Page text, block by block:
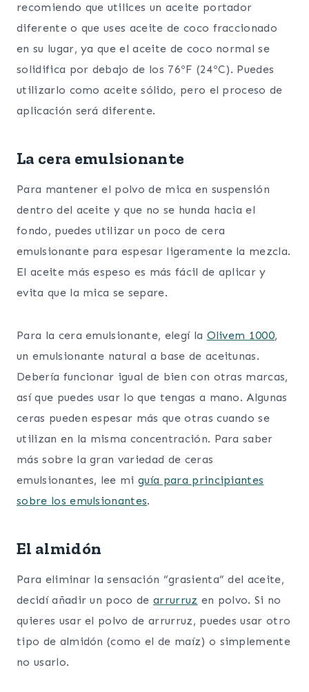
recomiendo que utilices un aceite portador
diferente o que uses aceite de coco fraccionado
en su lugar, ya que el aceite de coco normal se
solidifica por debajo de los 76ºF (24ºC). Puedes
utilizarlo como aceite sólido, pero el proceso de
aplicación será diferente.
La cera emulsionante
Para mantener el polvo de mica en suspensión
dentro del aceite y que no se hunda hacia el
fondo, puedes utilizar un poco de cera
emulsionante para espesar ligeramente la mezcla.
El aceite más espeso es más fácil de aplicar y
evita que la mica se separe.
Para la cera emulsionante, elegí la Olivem 1000,
un emulsionante natural a base de aceitunas.
Debería funcionar igual de bien con otras marcas,
así que puedes usar lo que tengas a mano. Algunas
ceras pueden espesar más que otras cuando se
utilizan en la misma concentración. Para saber
más sobre la gran variedad de ceras
emulsionantes, lee miguía para principiantes
sobre los emulsionantes.
El almidón
Para eliminar la sensación “grasienta” del aceite,
decidí añadir un poco dearrurruz en polvo. Si no
quieres usar el polvo de arrurruz, puedes usar otro
tipo de almidón (como el de maíz) o simplemente
no usarlo.